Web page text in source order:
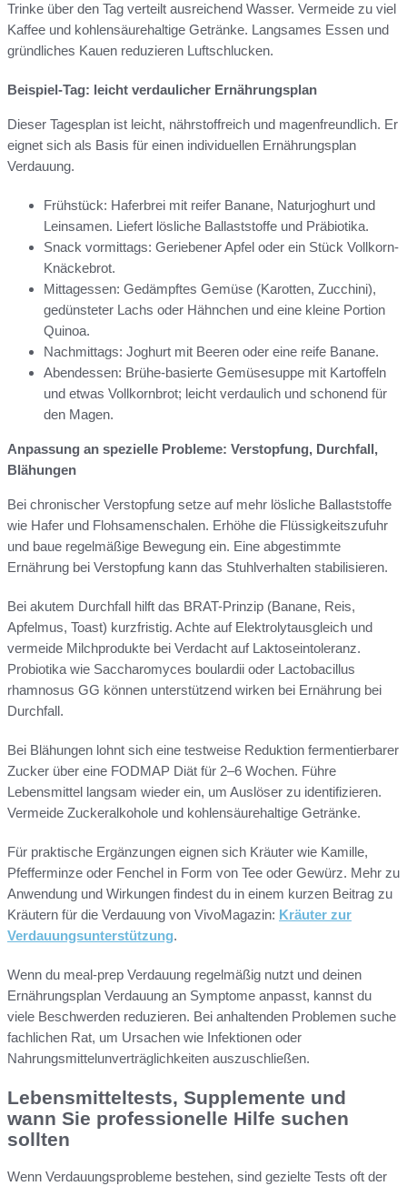
Trinke über den Tag verteilt ausreichend Wasser. Vermeide zu viel
Kaffee und kohlensäurehaltige Getränke. Langsames Essen und
gründliches Kauen reduzieren Luftschlucken.
Beispiel-Tag: leicht verdaulicher Ernährungsplan
Dieser Tagesplan ist leicht, nährstoffreich und magenfreundlich. Er
eignet sich als Basis für einen individuellen Ernährungsplan
Verdauung.
Frühstück: Haferbrei mit reifer Banane, Naturjoghurt und
Leinsamen. Liefert lösliche Ballaststoffe und Präbiotika.
Snack vormittags: Geriebener Apfel oder ein Stück Vollkorn-
Knäckebrot.
Mittagessen: Gedämpftes Gemüse (Karotten, Zucchini),
gedünsteter Lachs oder Hähnchen und eine kleine Portion
Quinoa.
Nachmittags: Joghurt mit Beeren oder eine reife Banane.
Abendessen: Brühe-basierte Gemüsesuppe mit Kartoffeln
und etwas Vollkornbrot; leicht verdaulich und schonend für
den Magen.
Anpassung an spezielle Probleme: Verstopfung, Durchfall,
Blähungen
Bei chronischer Verstopfung setze auf mehr lösliche Ballaststoffe
wie Hafer und Flohsamenschalen. Erhöhe die Flüssigkeitszufuhr
und baue regelmäßige Bewegung ein. Eine abgestimmte
Ernährung bei Verstopfung kann das Stuhlverhalten stabilisieren.
Bei akutem Durchfall hilft das BRAT-Prinzip (Banane, Reis,
Apfelmus, Toast) kurzfristig. Achte auf Elektrolytausgleich und
vermeide Milchprodukte bei Verdacht auf Laktoseintoleranz.
Probiotika wie Saccharomyces boulardii oder Lactobacillus
rhamnosus GG können unterstützend wirken bei Ernährung bei
Durchfall.
Bei Blähungen lohnt sich eine testweise Reduktion fermentierbarer
Zucker über eine FODMAP Diät für 2–6 Wochen. Führe
Lebensmittel langsam wieder ein, um Auslöser zu identifizieren.
Vermeide Zuckeralkohole und kohlensäurehaltige Getränke.
Für praktische Ergänzungen eignen sich Kräuter wie Kamille,
Pfefferminze oder Fenchel in Form von Tee oder Gewürz. Mehr zu
Anwendung und Wirkungen findest du in einem kurzen Beitrag zu
Kräutern für die Verdauung von VivoMagazin: Kräuter zur
Verdauungsunterstützung.
Wenn du meal-prep Verdauung regelmäßig nutzt und deinen
Ernährungsplan Verdauung an Symptome anpasst, kannst du
viele Beschwerden reduzieren. Bei anhaltenden Problemen suche
fachlichen Rat, um Ursachen wie Infektionen oder
Nahrungsmittelunverträglichkeiten auszuschließen.
Lebensmitteltests, Supplemente und
wann Sie professionelle Hilfe suchen
sollten
Wenn Verdauungsprobleme bestehen, sind gezielte Tests oft der